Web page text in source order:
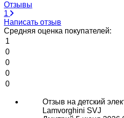
Отзывы
1
Написать отзыв
Средняя оценка покупателей:
1
0
0
0
0
Отзыв на детский
Lamvorghini SVJ